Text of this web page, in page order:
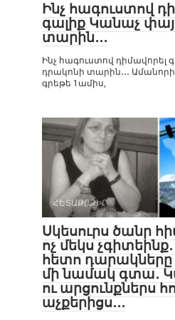
Ինչ հագուստով
գալիք Կանաչ
տարին․․․
Ինչ հագուստով դիմավորել
դրակոնի տարին․․․
գրեթե 1ամիս,
ՀԵՏԱՔՐՔԻՐ
Սկեսուրս ծանր
ոչ մեկս
հետո դարակները
մի նամակ գտա․
ու արցունքներս
աչքերիցս․․․